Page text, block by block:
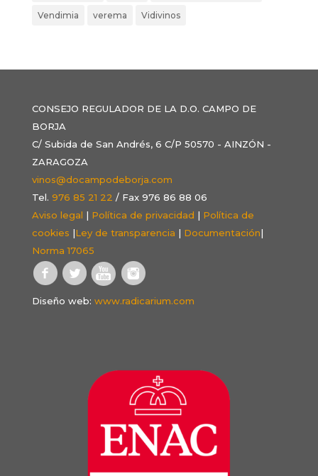
Vendimia verema Vidivinos
CONSEJO REGULADOR DE LA D.O. CAMPO DE
BORJA
C/ Subida de San Andrés, 6 C/P 50570 - AINZÓN -
ZARAGOZA
vinos@docampodeborja.com
Tel. 976 85 21 22 / Fax 976 86 88 06
Aviso legal | Política de privacidad | Política de
cookies |Ley de transparencia | Documentación|
Norma 17065
Diseño web: www.radicarium.com